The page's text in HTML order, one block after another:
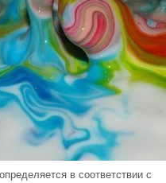
в соответствии с